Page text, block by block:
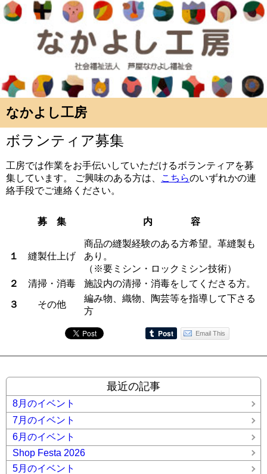
なかよし工房
ボランティア募集
工房では作業をお手伝いしていただけるボランティアを募
集しています。 ご興味のある方は、
こちらのいずれかの連
絡手段でご連絡ください。
募 集 内 容
１ 縫製仕上げ
商品の縫製経験のある方希望。革縫製も
あり。
（※要ミシン・ロックミシン技術）
２
清掃・消毒 施設内の清掃・消毒をしてくださる方。
３ その他
編み物、織物、陶芸等を指導して下さる
方
Email This
最近の記事
8月のイベント
7月のイベント
6月のイベント
Shop Festa 2026
5月のイベント